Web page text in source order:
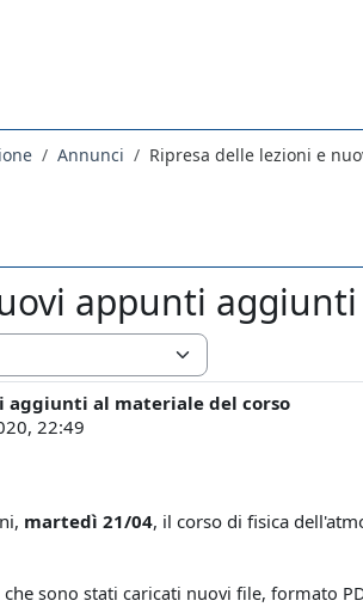
Annunci Ripresa delle lezioni e
appunti
aggiunti al materiale del corso
22:49
martedì 21/04, il corso di fisica
sono stati caricati nuovi file, formato